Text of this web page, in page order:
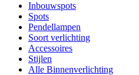
Inbouwspots
Spots
Pendellampen
Soort verlichting
Accessoires
Stijlen
Alle Binnenverlichting